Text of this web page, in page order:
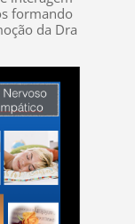
formando
da Dra